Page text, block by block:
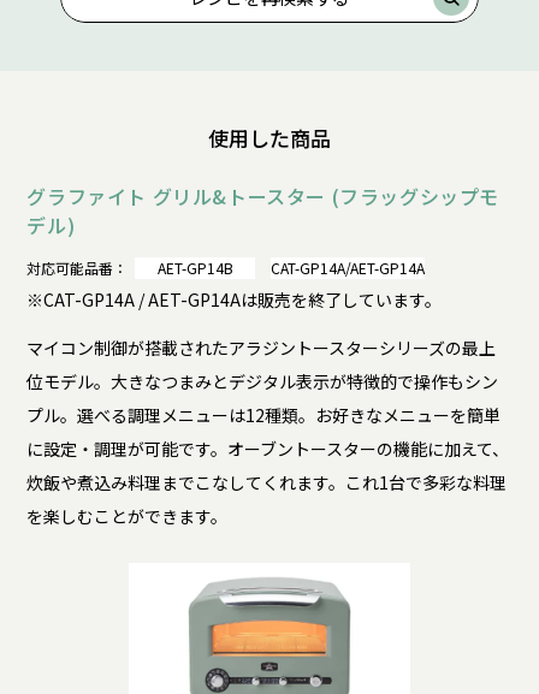
使用した商品
グラファイト グリル&トースター (フラッグシップモ
デル)
対応可能品番： AET-GP14B CAT-GP14A/AET-GP14A
※CAT-GP14A / AET-GP14Aは販売を終了しています。
マイコン制御が搭載されたアラジントースターシリーズの最上
位モデル。大きなつまみとデジタル表示が特徴的で操作もシン
プル。選べる調理メニューは12種類。お好きなメニューを簡単
に設定・調理が可能です。オーブントースターの機能に加えて、
炊飯や煮込み料理までこなしてくれます。これ1台で多彩な料理
を楽しむことができます。